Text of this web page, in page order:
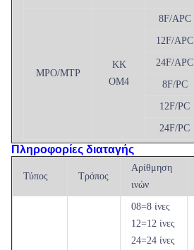
MPO/MTP
ΚΚ
OM4
8F/APC
12F/APC
24F/APC
8F/PC
12F/PC
24F/PC
Πληροφορίες διαταγής
Τύπος Τρόπος
Αρίθμηση
ινών
08=8 ίνες
12=12 ίνες
24=24 ίνες